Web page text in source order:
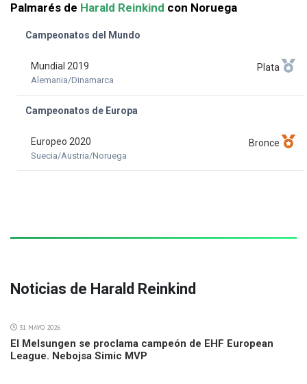
Palmarés de Harald Reinkind con Noruega
Campeonatos del Mundo
Mundial 2019
Alemania/Dinamarca
Plata
Campeonatos de Europa
Europeo 2020
Suecia/Austria/Noruega
Bronce
Noticias de Harald Reinkind
31 MAYO 2026
El Melsungen se proclama campeón de EHF European
League. Nebojsa Simic MVP